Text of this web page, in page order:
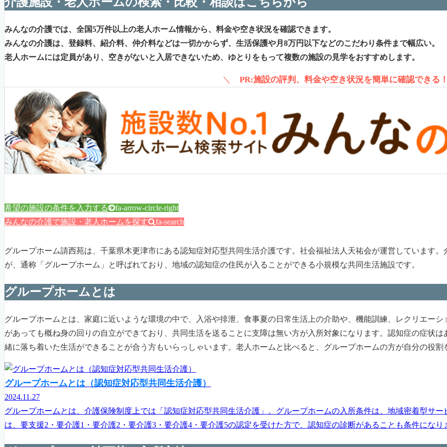
みんなの介護では、全国5万件以上の老人ホーム情報から、料金や空き状況を確認できます。
みんなの介護は、登録料、紹介料、仲介料などは一切かからず、生活保護や月8万円以下などのこだわり条件まで幅広い。
老人ホームには定員があり、空きがないと入居できないため、ゆとりをもって複数の施設の見学をおすすめします。
＼ PR:施設の評判、料金や空き状況を簡単に確認できる
希望の施設の条件を入力する fa-arrow-circle-right
みんなの介護で施設・老人ホームを探す fa-search
グループホーム請西苑は、千葉県木更津市にある認知症対応型共同生活介護です。社会福祉法人天祐会が運営しています
が、通称「グループホーム」と呼ばれており、地域の認知症の住民が入ることができる小規模な共同生活施設です。
グループホームとは
グループホームとは、家庭に近いような環境の中で、入浴や排泄、食事夏の日常生活上の介助や、機能訓練、レクリエー
があっても概ね身の回りの自立ができており、共同生活を送ることに支障は無い方が入所対象になります。認知症の症状
緒に落ち着いた生活ができることが合う方もいらっしゃいます。老人ホームと比べると、グループホームの方が自分の役
グループホームとは（認知症対応型共同生活介護）
2024.11.27
グループホームとは、介護保険制度上では「認知症対応型共同生活介護」。グループホームの入所条件は、地域密着型サ
は、要支援2・要介護1・要介護2・要介護3・要介護4・要介護5の認定を受けた方で、認知症の診断があることも条件になり